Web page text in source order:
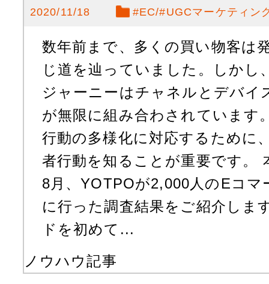
2020/11/18 #EC #UGCマーケティン
数年前まで、多くの買い物客は
じ道を辿っていました。しかし
ジャーニーはチャネルとデバイ
が無限に組み合わされています
行動の多様化に対応するために
者行動を知ることが重要です。
8月、YOTPOが2,000人のEコマ
に行った調査結果をご紹介しま
ドを初めて...
ノウハウ記事